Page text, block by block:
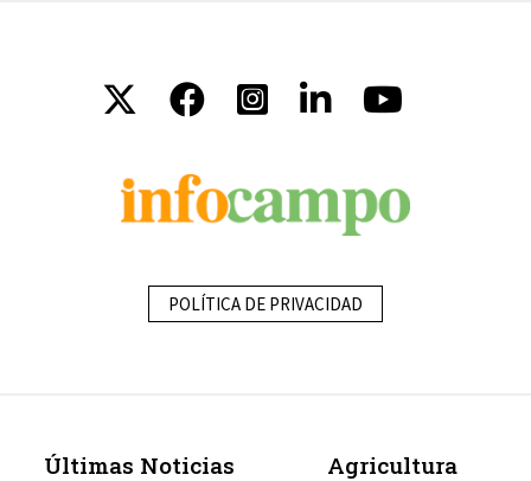
POLÍTICA DE PRIVACIDAD
Últimas Noticias
Agricultura